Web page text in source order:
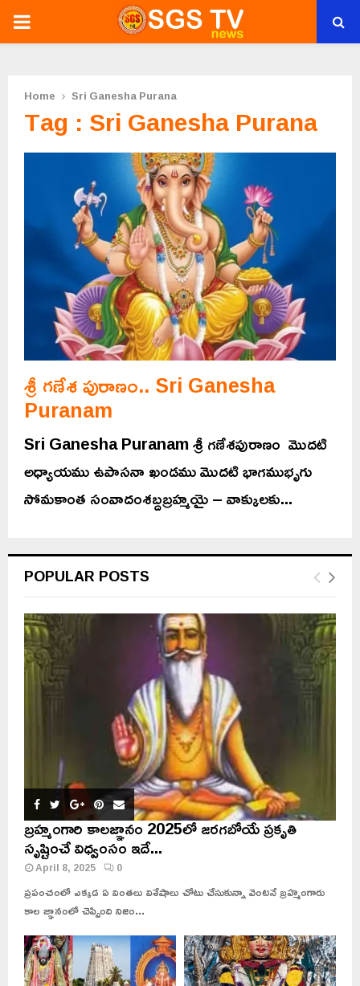
PRIMARY
Home Sri Ganesha Purana
Tag : Sri Ganesha Purana
శ్రీ గణేశ పురాణం.. Sri Ganesha
Puranam
Sri Ganesha Puranam శ్రీ గణేశపురాణం మొదటి
అధ్యాయము ఉపాసనా ఖండము మొదటి భాగముభృగు
సోమకాంత సంవాదంశబ్దబ్రహ్మయై – వాక్కులకు...
POPULAR POSTS
బ్రహ్మంగారి కాలజ్ఞానం 2025లో జరగబోయే ప్రకృతి
సృష్టించే విధ్వంసం ఇదే...
April 8, 2025 0
ప్రపంచంలో ఎక్కడ ఏ వింతలు విశేషాలు చోటు చేసుకున్నా వెంటనే బ్రహ్మంగారు
కాల జ్ఞానంలో చెప్పింది నిజం...